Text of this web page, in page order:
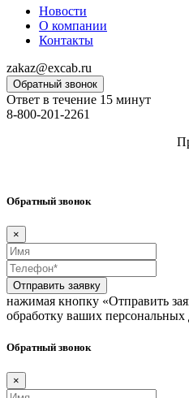
Новости
О компании
Контакты
zakaz@excab.ru
Обратный звонок
Ответ в течение 15 минут
8-800-201-2261
Обратный звонок
×
Отправить заявку
нажимая кнопку «Отправить
обработку ваших
Обратный звонок
×